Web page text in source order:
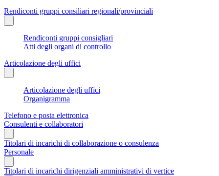
Rendiconti gruppi consiliari regionali/provinciali
Rendiconti gruppi consigliari
Atti degli organi di controllo
Articolazione degli uffici
Articolazione degli uffici
Organigramma
Telefono e posta elettronica
Consulenti e collaboratori
Titolari di incarichi di collaborazione o consulenza
Personale
Titolari di incarichi dirigenziali amministrativi di vertice